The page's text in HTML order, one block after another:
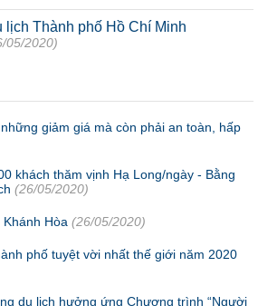
lịch Thành phố Hồ Chí Minh
05/2020)
giảm giá mà còn phải an toàn, hấp
khách thăm vịnh Hạ Long/ngày - Bằng
(26/05/2020)
Hòa (26/05/2020)
phố tuyệt vời nhất thế giới năm 2020
du lịch hưởng ứng Chương trình “Người